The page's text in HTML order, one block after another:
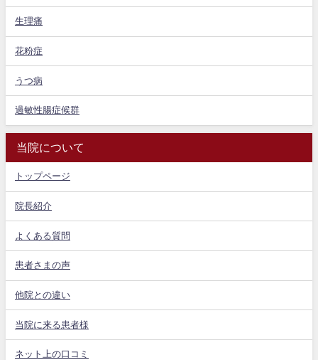
生理痛
花粉症
うつ病
過敏性腸症候群
当院について
トップページ
院長紹介
よくある質問
患者さまの声
他院との違い
当院に来る患者様
ネット上の口コミ